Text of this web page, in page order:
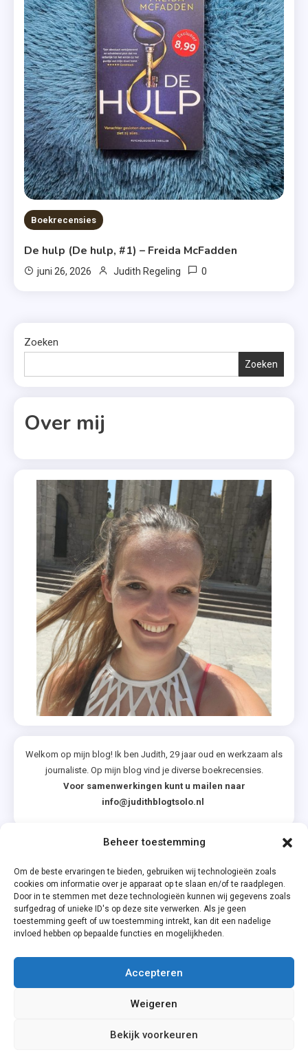
Beheer toestemming
Om de beste ervaringen te bieden, gebruiken wij technologieën zoals
cookies om informatie over je apparaat op te slaan en/of te raadplegen.
Door in te stemmen met deze technologieën kunnen wij gegevens zoals
surfgedrag of unieke ID's op deze site verwerken. Als je geen
toestemming geeft of uw toestemming intrekt, kan dit een nadelige
invloed hebben op bepaalde functies en mogelijkheden.
Accepteren
Weigeren
Bekijk voorkeuren
Boekrecensies
De hulp (De hulp, #1) – Freida McFadden
juni 26, 2026 Judith Regeling 0
Zoeken
Zoeken
Over mij
Welkom op mijn blog! Ik ben Judith, 29 jaar oud en werkzaam als
journaliste. Op mijn blog vind je diverse boekrecensies.
Voor samenwerkingen kunt u mailen naar
info@judithblogtsolo.nl
Privacyverklaring